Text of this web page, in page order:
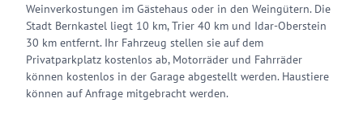
Weinverkostungen im Gästehaus oder in den Weingütern. Die
Stadt Bernkastel liegt 10 km, Trier 40 km und Idar-Oberstein
30 km entfernt. Ihr Fahrzeug stellen sie auf dem
Privatparkplatz kostenlos ab, Motorräder und Fahrräder
können kostenlos in der Garage abgestellt werden. Haustiere
können auf Anfrage mitgebracht werden.